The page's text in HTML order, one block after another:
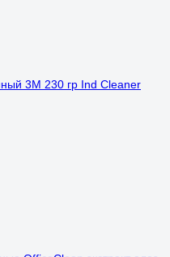
3М 230 гр Ind Cleaner